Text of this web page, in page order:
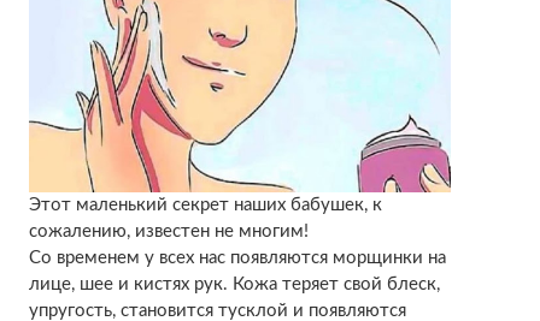
Этот маленький секрет наших бабушек, к
сожалению, известен не многим!
Со временем у всех нас появляются морщинки на
лице, шее и кистях рук. Кожа теряет свой блеск,
упругость, становится тусклой и появляются